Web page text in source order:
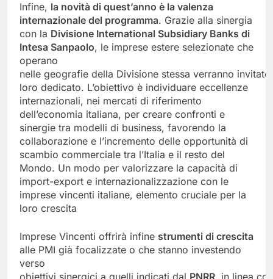
Infine, la novità di quest’anno è la valenza
internazionale del programma. Grazie alla sinergia
con la Divisione International Subsidiary Banks di
Intesa Sanpaolo, le imprese estere selezionate che
operano
nelle geografie della Divisione stessa verranno
loro dedicato. L’obiettivo è individuare eccellenze
internazionali, nei mercati di riferimento
dell’economia italiana, per creare confronti e
sinergie tra modelli di business, favorendo la
collaborazione e l’incremento delle opportunità di
scambio commerciale tra l’Italia e il resto del
Mondo. Un modo per valorizzare la capacità di
import-export e internazionalizzazione con le
imprese vincenti italiane, elemento cruciale per la
loro crescita
Imprese Vincenti offrirà infine strumenti di crescita
alle PMI già focalizzate o che stanno investendo
verso